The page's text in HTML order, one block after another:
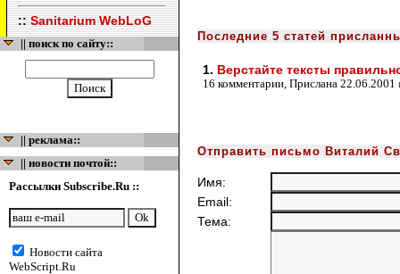
::Sanitarium WebLoG
|| поиск по сайту::
|| реклама::
|| новости почтой::
Рассылки Subscribe.Ru ::
Новости сайта
WebScript.Ru
Последние 5 статей
1. Верстайте тексты
16 комментарии, Прислана 22.06.2001
Отправить письмо Виталий
Имя:
Email:
Тема: